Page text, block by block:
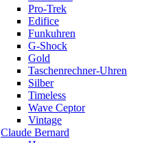
Pro-Trek
Edifice
Funkuhren
G-Shock
Gold
Taschenrechner-Uhren
Silber
Timeless
Wave Ceptor
Vintage
Claude Bernard